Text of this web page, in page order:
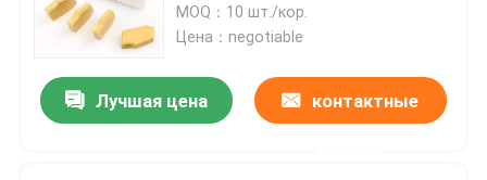
вольфрама Sp300
MOQ：10 шт./кор.
Цена：negotiable
Лучшая цена контактные